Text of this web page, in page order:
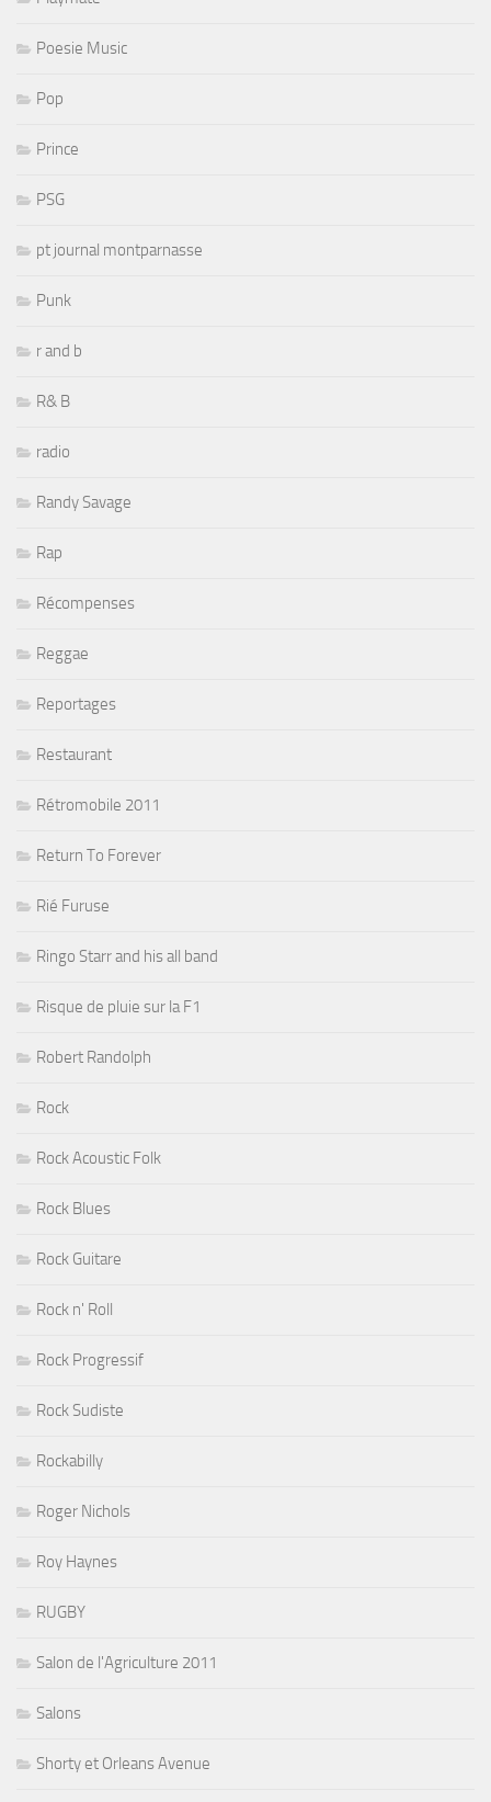
Poesie Music
Pop
Prince
PSG
pt journal montparnasse
Punk
r and b
R& B
radio
Randy Savage
Rap
Récompenses
Reggae
Reportages
Restaurant
Rétromobile 2011
Return To Forever
Rié Furuse
Ringo Starr and his all band
Risque de pluie sur la F1
Robert Randolph
Rock
Rock Acoustic Folk
Rock Blues
Rock Guitare
Rock n' Roll
Rock Progressif
Rock Sudiste
Rockabilly
Roger Nichols
Roy Haynes
RUGBY
Salon de l'Agriculture 2011
Salons
Shorty et Orleans Avenue